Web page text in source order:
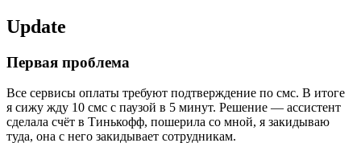
Update
Первая проблема
Все сервисы оплаты требуют подтверждение по смс. В итоге
я сижу жду 10 смс с паузой в 5 минут. Решение — ассистент
сделала счёт в Тинькофф, пошерила со мной, я закидываю
туда, она с него закидывает сотрудникам.